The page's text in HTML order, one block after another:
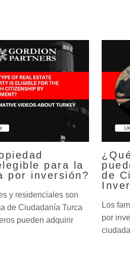
para la
por inversión?
y residenciales son
de Ciudadanía Turca
pueden adquirir
de
Los
por